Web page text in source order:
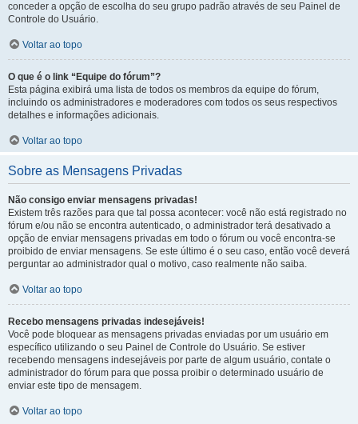
conceder a opção de escolha do seu grupo padrão através de seu Painel de
Controle do Usuário.
Voltar ao topo
O que é o link “Equipe do fórum”?
Esta página exibirá uma lista de todos os membros da equipe do fórum,
incluindo os administradores e moderadores com todos os seus respectivos
detalhes e informações adicionais.
Voltar ao topo
Sobre as Mensagens Privadas
Não consigo enviar mensagens privadas!
Existem três razões para que tal possa acontecer: você não está registrado no
fórum e/ou não se encontra autenticado, o administrador terá desativado a
opção de enviar mensagens privadas em todo o fórum ou você encontra-se
proibido de enviar mensagens. Se este último é o seu caso, então você deverá
perguntar ao administrador qual o motivo, caso realmente não saiba.
Voltar ao topo
Recebo mensagens privadas indesejáveis!
Você pode bloquear as mensagens privadas enviadas por um usuário em
específico utilizando o seu Painel de Controle do Usuário. Se estiver
recebendo mensagens indesejáveis por parte de algum usuário, contate o
administrador do fórum para que possa proibir o determinado usuário de
enviar este tipo de mensagem.
Voltar ao topo